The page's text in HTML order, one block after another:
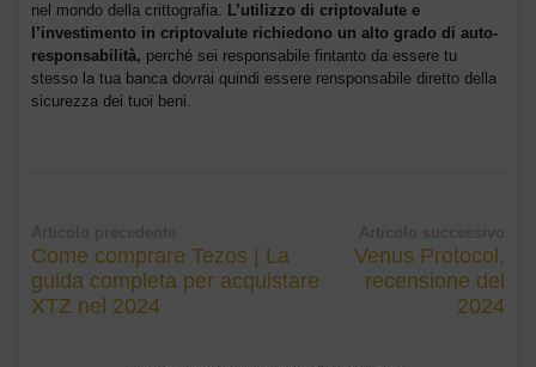
nel mondo della crittografia. L’utilizzo di criptovalute e
l’investimento in criptovalute richiedono un alto grado di auto-
responsabilità, perché sei responsabile fintanto da essere tu
stesso la tua banca dovrai quindi essere rensponsabile diretto della
sicurezza dei tuoi beni.
Come comprare Tezos | La
guida completa per acquistare
XTZ nel 2024
Venus Protocol,
recensione del
2024